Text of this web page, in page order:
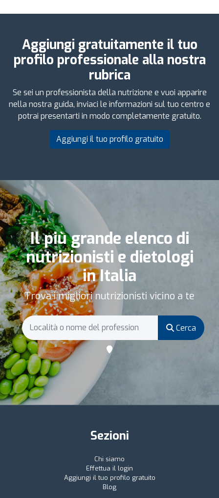
Aggiungi gratuitamente il tuo
profilo professionale alla nostra
rubrica
Se sei un professionista della nutrizione e vuoi apparire
nella nostra guida, inviaci le informazioni sul tuo centro e
potrai presentarti in modo completamente gratuito.
Aggiungi il tuo profilo gratuito
Il più grande elenco di
nutrizionisti e dietologi
in Italia
Trova i migliori nutrizionisti vicino a te
Cerca
Sezioni
Chi siamo
Effettua il login
Aggiungi il tuo profilo gratuito
Blog